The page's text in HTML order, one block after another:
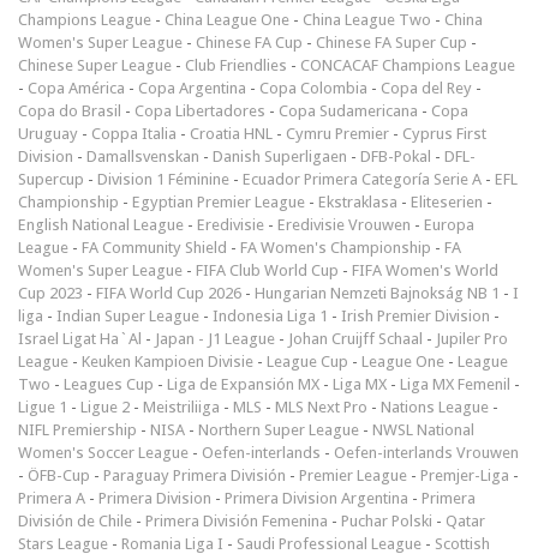
Champions League - China League One - China League Two - China
Women's Super League - Chinese FA Cup - Chinese FA Super Cup -
Chinese Super League - Club Friendlies - CONCACAF Champions League
- Copa América - Copa Argentina - Copa Colombia - Copa del Rey -
Copa do Brasil - Copa Libertadores - Copa Sudamericana - Copa
Uruguay - Coppa Italia - Croatia HNL - Cymru Premier - Cyprus First
Division - Damallsvenskan - Danish Superligaen - DFB-Pokal - DFL-
Supercup - Division 1 Féminine - Ecuador Primera Categoría Serie A - EFL
Championship - Egyptian Premier League - Ekstraklasa - Eliteserien -
English National League - Eredivisie - Eredivisie Vrouwen - Europa
League - FA Community Shield - FA Women's Championship - FA
Women's Super League - FIFA Club World Cup - FIFA Women's World
Cup 2023 - FIFA World Cup 2026 - Hungarian Nemzeti Bajnokság NB 1 - I
liga - Indian Super League - Indonesia Liga 1 - Irish Premier Division -
Israel Ligat Ha`Al - Japan - J1 League - Johan Cruijff Schaal - Jupiler Pro
League - Keuken Kampioen Divisie - League Cup - League One - League
Two - Leagues Cup - Liga de Expansión MX - Liga MX - Liga MX Femenil -
Ligue 1 - Ligue 2 - Meistriliiga - MLS - MLS Next Pro - Nations League -
NIFL Premiership - NISA - Northern Super League - NWSL National
Women's Soccer League - Oefen-interlands - Oefen-interlands Vrouwen
- ÖFB-Cup - Paraguay Primera División - Premier League - Premjer-Liga -
Primera A - Primera Division - Primera Division Argentina - Primera
División de Chile - Primera División Femenina - Puchar Polski - Qatar
Stars League - Romania Liga I - Saudi Professional League - Scottish